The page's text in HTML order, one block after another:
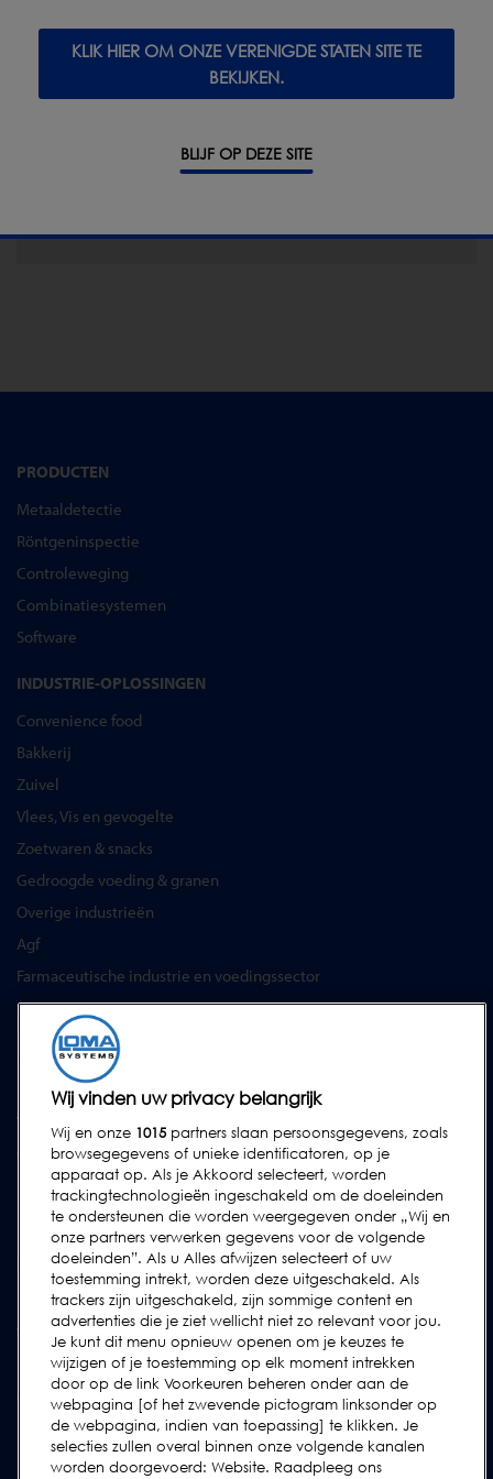
KLIK HIER OM ONZE VERENIGDE STATEN SITE TE
BEKIJKEN.
BLIJF OP DEZE SITE
Download onze brochure voor een overzicht van
PRODUCTEN
Metaaldetectie
Röntgeninspectie
Controleweging
Combinatiesystemen
Software
INDUSTRIE-OPLOSSINGEN
Convenience food
Bakkerij
Zuivel
Vlees, Vis en gevogelte
Zoetwaren & snacks
Gedroogde voeding & granen
Overige industrieën
Agf
Farmaceutische industrie en voedingssector
SERVICES
Service Contracten
Reserve-onderdelen
Test Samples
Opleidingscentrum
Upgrades
SUPPORT
Neem contact met ons op
Verzoek Voor Ondersteuning Indienen
Gebruikershandleidingen
Industrierichtlijnen
Legacy Producten
Wij vinden uw privacy belangrijk
Wij en onze 1015partners slaan persoonsgegevens, zoals
browsegegevens of unieke identificatoren, op je
apparaat op. Als je Akkoord selecteert, worden
trackingtechnologieën ingeschakeld om de doeleinden
te ondersteunen die worden weergegeven onder „Wij en
onze partners verwerken gegevens voor de volgende
doeleinden”. Als u Alles afwijzen selecteert of uw
toestemming intrekt, worden deze uitgeschakeld. Als
trackers zijn uitgeschakeld, zijn sommige content en
advertenties die je ziet wellicht niet zo relevant voor jou.
Je kunt dit menu opnieuw openen om je keuzes te
wijzigen of je toestemming op elk moment intrekken
door op de link Voorkeuren beheren onder aan de
webpagina [of het zwevende pictogram linksonder op
de webpagina, indien van toepassing] te klikken. Je
selecties zullen overal binnen onze volgende kanalen
worden doorgevoerd: Website. Raadpleeg ons